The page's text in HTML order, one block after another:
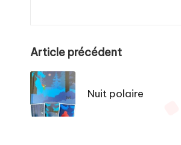
Post
navigation
Article précédent
Nuit polaire